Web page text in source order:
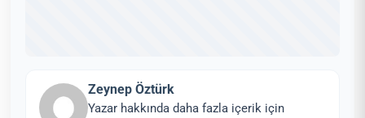
Zeynep Öztürk
Yazar hakkında daha fazla içerik için